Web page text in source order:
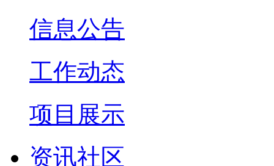
信息公告
工作动态
项目展示
资讯社区